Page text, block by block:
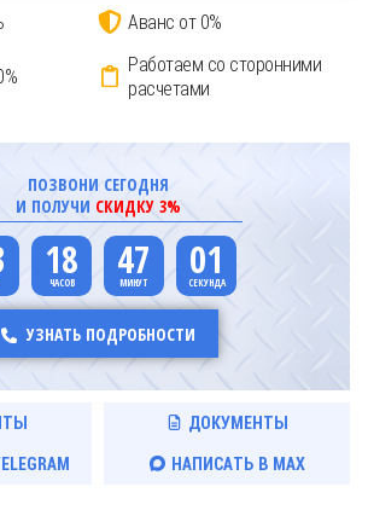
Аванс от 0%
Работаем со сторонними
расчетами
ПОЗВОНИ СЕГОДНЯ
И ПОЛУЧИ СКИДКУ 3%
18 47 00
УЗНАТЬ ПОДРОБНОСТИ
ДОКУМЕНТЫ
НАПИСАТЬ В MAX